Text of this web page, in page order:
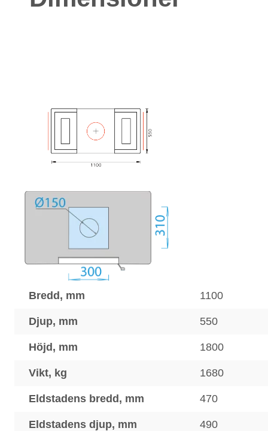
Bredd, mm 1100
Djup, mm 550
Höjd, mm 1800
Vikt, kg 1680
Eldstadens bredd, mm 470
Eldstadens djup, mm 490